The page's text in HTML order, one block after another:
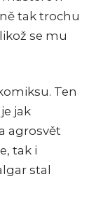
tak trochu
se mu
Ten
jak
agrosvět
tak i
stal